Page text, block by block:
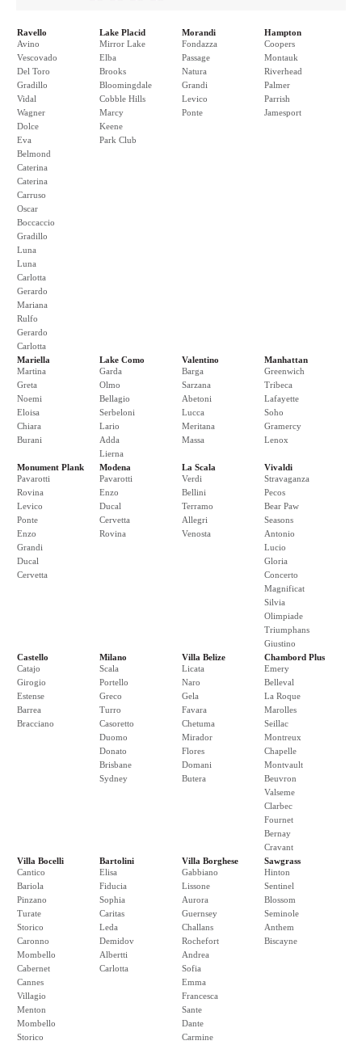
Ravello
Avino
Vescovado
Del Toro
Gradillo
Vidal
Wagner
Dolce
Eva
Belmond
Caterina
Caterina
Carruso
Oscar
Boccaccio
Gradillo
Luna
Luna
Carlotta
Gerardo
Mariana
Rulfo
Gerardo
Carlotta
Lake Placid
Mirror Lake
Elba
Brooks
Bloomingdale
Cobble Hills
Marcy
Keene
Park Club
Morandi
Fondazza
Passage
Natura
Grandi
Levico
Ponte
Hampton
Coopers
Montauk
Riverhead
Palmer
Parrish
Jamesport
Mariella
Martina
Greta
Noemi
Eloisa
Chiara
Burani
Lake Como
Garda
Olmo
Bellagio
Serbeloni
Lario
Adda
Lierna
Valentino
Barga
Sarzana
Abetoni
Lucca
Meritana
Massa
Manhattan
Greenwich
Tribeca
Lafayette
Soho
Gramercy
Lenox
Monument Plank
Pavarotti
Rovina
Levico
Ponte
Enzo
Grandi
Ducal
Cervetta
Modena
Pavarotti
Enzo
Ducal
Cervetta
Rovina
La Scala
Verdi
Bellini
Terramo
Allegri
Venosta
Vivaldi
Stravaganza
Pecos
Bear Paw
Seasons
Antonio
Lucio
Gloria
Concerto
Magnificat
Silvia
Olimpiade
Triumphans
Giustino
Castello
Catajo
Girogio
Estense
Barrea
Bracciano
Milano
Scala
Portello
Greco
Turro
Casoretto
Duomo
Donato
Brisbane
Sydney
Villa Belize
Licata
Naro
Gela
Favara
Chetuma
Mirador
Flores
Domani
Butera
Chambord Plus
Emery
Belleval
La Roque
Marolles
Seillac
Montreux
Chapelle
Montvault
Beuvron
Valseme
Clarbec
Fournet
Bernay
Cravant
Villa Bocelli
Cantico
Bariola
Pinzano
Turate
Storico
Caronno
Mombello
Cabernet
Cannes
Villagio
Menton
Mombello
Storico
Bartolini
Elisa
Fiducia
Sophia
Caritas
Leda
Demidov
Albertti
Carlotta
Villa Borghese
Gabbiano
Lissone
Aurora
Guernsey
Challans
Rochefort
Andrea
Sofia
Emma
Francesca
Sante
Dante
Carmine
Sawgrass
Hinton
Sentinel
Blossom
Seminole
Anthem
Biscayne